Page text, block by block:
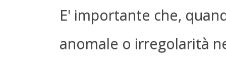
E' importante che,
anomale o irregolarità